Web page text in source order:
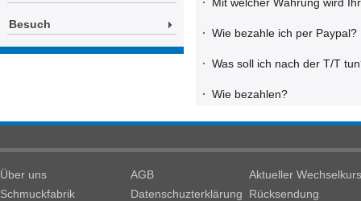
Besuch
· Wie bezahle ich per Paypal?
· Was soll ich nach der T/T
· Wie bezahlen?
Über uns
Schmuckfabrik
AGB
Datenschuzterklärung
Aktueller Wechselkurs
Rücksendung